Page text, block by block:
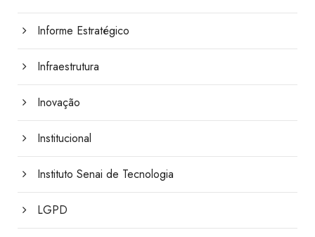
Informe Estratégico
Infraestrutura
Inovação
Institucional
Instituto Senai de Tecnologia
LGPD